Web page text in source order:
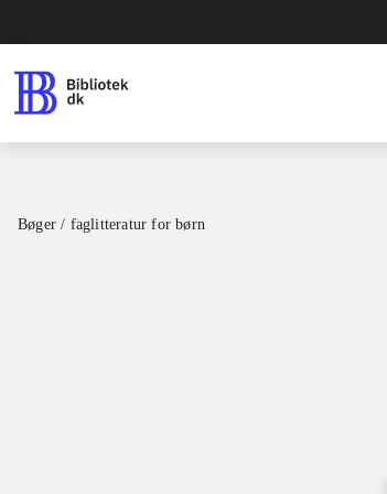
Bøger / faglitteratur for børn